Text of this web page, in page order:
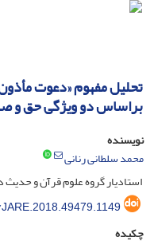
تحلیل مفهوم «دعوت
براساس دو ویژگی حق و
نویسنده
محمد سلطانی رنانی
استادیار گروه علوم قرآن و حدیث
چکیده